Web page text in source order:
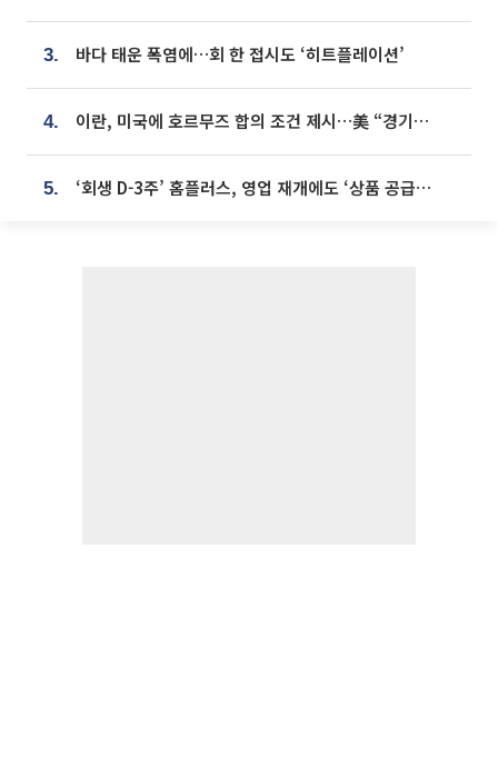
3. 바다 태운 폭염에…회 한 접시도 ‘히트플레이션’
4. 이란, 미국에 호르무즈 합의 조건 제시…美 “경기 아직 안 끝나” [종합]
5. ‘회생 D-3주’ 홈플러스, 영업 재개에도 ‘상품 공급망’ 복구가 생존 관건